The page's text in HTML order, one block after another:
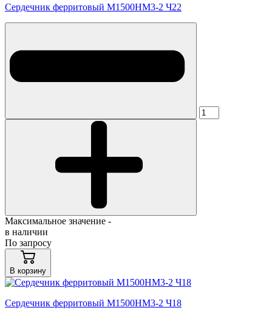
Сердечник ферритовый М1500НМ3-2 Ч22
Максимальное значение -
в наличии
По запросу
В корзину
Сердечник ферритовый М1500НМ3-2 Ч18